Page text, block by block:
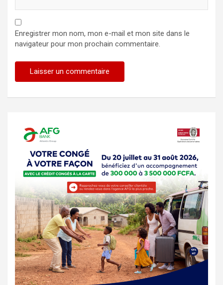
Enregistrer mon nom, mon e-mail et mon site dans le
navigateur pour mon prochain commentaire.